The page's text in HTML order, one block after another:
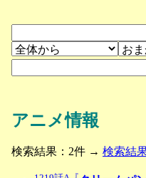
アニメ情報
検索結果：2件 → 検索結